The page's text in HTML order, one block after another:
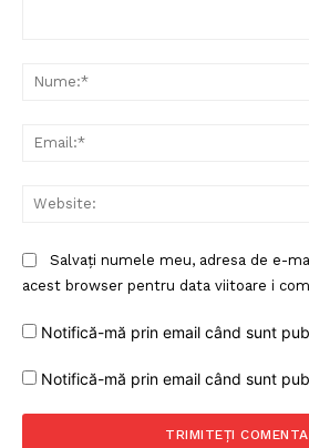
Salvați numele meu, adresa de e-
acest browser pentru data viitoare i
Notifică-mă prin email când sunt
Notifică-mă prin email când sunt